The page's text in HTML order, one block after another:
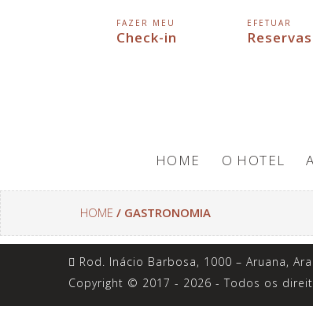
FAZER MEU
Check-in
EFETUAR
Reservas
HOME O HOTEL
HOME / GASTRONOMIA
Rod. Inácio Barbosa, 1000 – Aruana,
Copyright © 2017 - 2026 - Todos os